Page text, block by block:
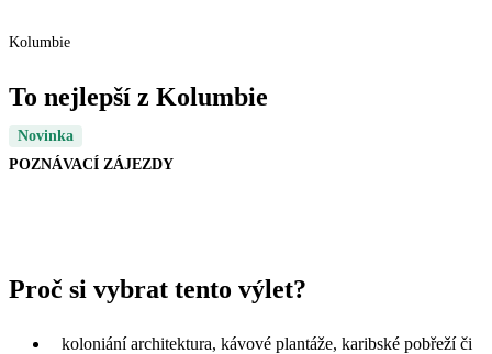
Kolumbie
To nejlepší z Kolumbie
Novinka
POZNÁVACÍ ZÁJEZDY
Proč si vybrat tento výlet?
koloniání architektura, kávové plantáže, karibské pobřeží či